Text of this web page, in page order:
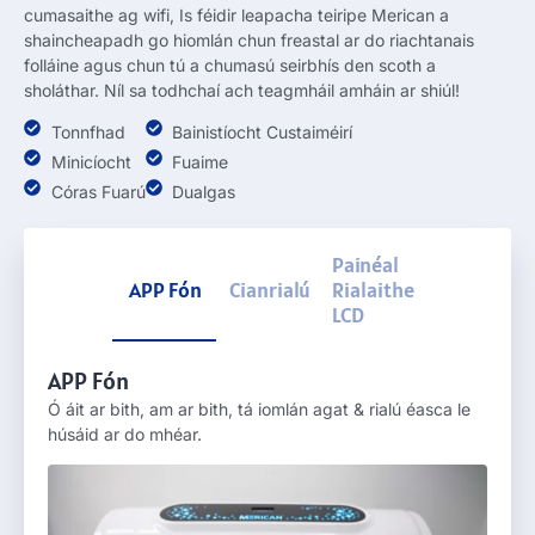
cumasaithe ag wifi, Is féidir leapacha teiripe Merican a
shaincheapadh go hiomlán chun freastal ar do riachtanais
folláine agus chun tú a chumasú seirbhís den scoth a
sholáthar. Níl sa todhchaí ach teagmháil amháin ar shiúl!
Tonnfhad
Minicíocht
Córas Fuarú
Bainistíocht Custaiméirí
Fuaime
Dualgas
APP Fón Cianrialú
Painéal
Rialaithe
LCD
APP Fón
Ó áit ar bith, am ar bith, tá iomlán agat & rialú éasca le
húsáid ar do mhéar.